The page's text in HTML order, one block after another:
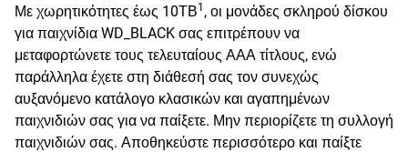
Με χωρητικότητες έως 10ΤΒ1 , οι μονάδες σκληρού δίσκου
για παιχνίδια WD_BLACK σας επιτρέπουν να
μεταφορτώνετε τους τελευταίους ΑΑΑ τίτλους, ενώ
παράλληλα έχετε στη διάθεσή σας τον συνεχώς
αυξανόμενο κατάλογο κλασικών και αγαπημένων
παιχνιδιών σας για να παίξετε. Μην περιορίζετε τη συλλογή
παιχνιδιών σας. Αποθηκεύστε περισσότερο και παίξτε